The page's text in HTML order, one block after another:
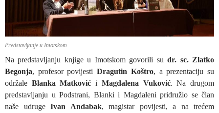
Predstavljanje u Imotskom
Na predstavljanju knjige u Imotskom govorili sudr. sc. Zlatko
Begonja, profesor povijestiDragutin Koštro, a prezentaciju su
održale Blanka Matković i Magdalena Vuković. Na drugom
predstavljanju u Podstrani, Blanki i Magdaleni pridružio se član
naše udruge Ivan Andabak, magistar povijesti, a na trećem